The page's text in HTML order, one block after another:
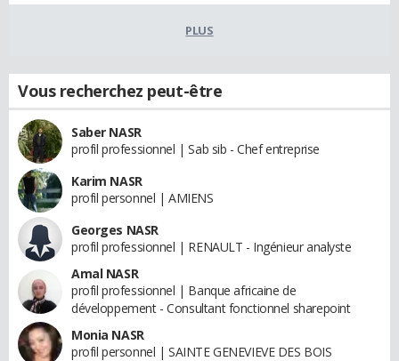
PLUS
Vous recherchez peut-être
Saber NASR
profil professionnel | Sab sib - Chef entreprise
Karim NASR
profil personnel | AMIENS
Georges NASR
profil professionnel | RENAULT - Ingénieur analyste
Amal NASR
profil professionnel | Banque africaine de
développement - Consultant fonctionnel sharepoint
Monia NASR
profil personnel | SAINTE GENEVIEVE DES BOIS